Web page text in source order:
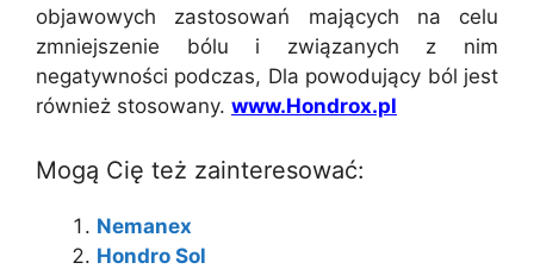
objawowych zastosowań mających na celu
zmniejszenie bólu i związanych z nim
negatywności podczas, Dla powodujący ból jest
również stosowany. www.Hondrox.pl
Mogą Cię też zainteresować:
Nemanex
Hondro Sol